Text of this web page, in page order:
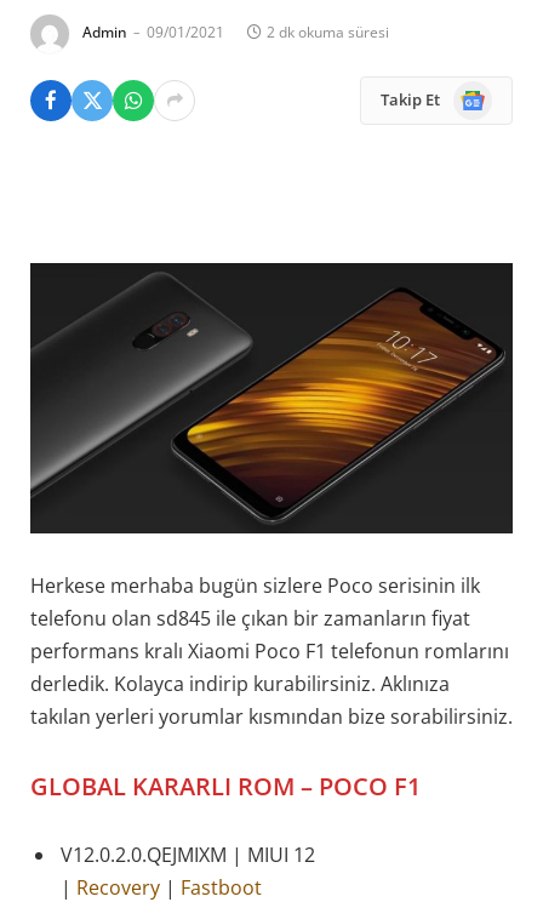
Admin 09/01/2021 2 dk okuma süresi
Takip Et
Google
News
Herkese merhaba bugün sizlere Poco serisinin ilk
telefonu olan sd845 ile çıkan bir zamanların fiyat
performans kralı Xiaomi Poco F1 telefonun romlarını
derledik. Kolayca indirip kurabilirsiniz. Aklınıza
takılan yerleri yorumlar kısmından bize sorabilirsiniz.
GLOBAL KARARLI ROM – POCO F1
V12.0.2.0.QEJMIXM | MIUI 12
| Recovery | Fastboot